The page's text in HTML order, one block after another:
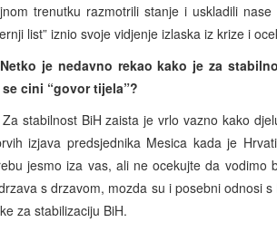
trenutku razmotrili stanje i uskladili
list” iznio svoje vidjenje izlaska iz krize i
je nedavno rekao kako je za
se cini “govor tijela”?
Za stabilnost BiH zaista je vrlo vazno kako
izjava predsjednika Mesica kada je
jesmo iza vas, ali ne ocekujte da vodimo
s drzavom, mozda su i posebni odnosi
za stabilizaciju BiH.